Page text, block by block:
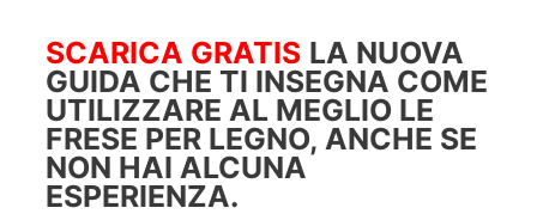
SCARICA GRATIS LA NUOVA
GUIDA CHE TI INSEGNA COME
UTILIZZARE AL MEGLIO LE
FRESE PER LEGNO, ANCHE SE
NON HAI ALCUNA
ESPERIENZA.